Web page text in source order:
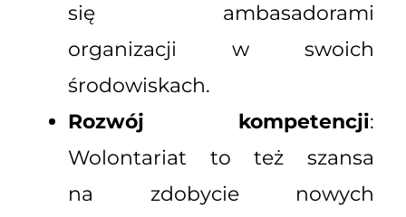
się ambasadorami
organizacji w swoich
środowiskach.
Rozwój kompetencji:
Wolontariat to też szansa
na zdobycie nowych